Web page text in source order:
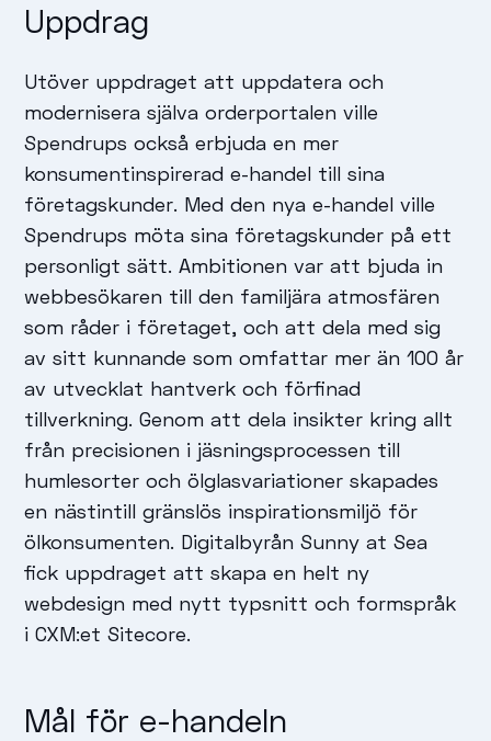
Uppdrag
Utöver uppdraget att uppdatera och
modernisera själva orderportalen ville
Spendrups också erbjuda en mer
konsumentinspirerad e-handel till sina
företagskunder. Med den nya e-handel ville
Spendrups möta sina företagskunder på ett
personligt sätt. Ambitionen var att bjuda in
webbesökaren till den familjära atmosfären
som råder i företaget, och att dela med sig
av sitt kunnande som omfattar mer än 100 år
av utvecklat hantverk och förfinad
tillverkning. Genom att dela insikter kring allt
från precisionen i jäsningsprocessen till
humlesorter och ölglasvariationer skapades
en nästintill gränslös inspirationsmiljö för
ölkonsumenten. Digitalbyrån Sunny at Sea
fick uppdraget att skapa en helt ny
webdesign med nytt typsnitt och formspråk
i CXM:et Sitecore.
Mål för e-handeln